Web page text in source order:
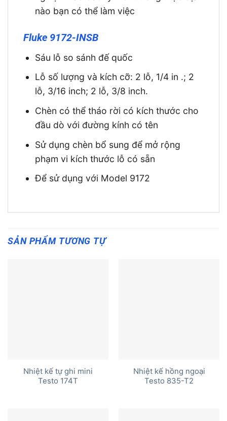
nào bạn có thể làm việc
Fluke 9172-INSB
Sáu lỗ so sánh đế quốc
Lỗ số lượng và kích cỡ: 2 lỗ, 1/4 in .; 2
lỗ, 3/16 inch; 2 lỗ, 3/8 inch.
Chèn có thể tháo rời có kích thước cho
đầu dò với đường kính có tên
Sử dụng chèn bổ sung để mở rộng
phạm vi kích thước lỗ có sẵn
Để sử dụng với Model 9172
SẢN PHẨM TƯƠNG TỰ
Nhiệt kế tự ghi mini
Testo 174T
Nhiệt kế hồng ngoại
Testo 835-T2